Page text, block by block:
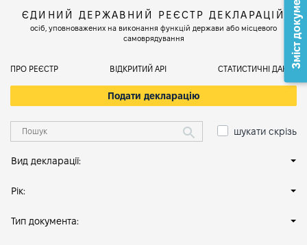
ЄДИНИЙ ДЕРЖАВНИЙ РЕЄСТР ДЕКЛАРАЦІЙ
осіб, уповноважених на виконання функцій держави або місцевого
самоврядування
ПРО РЕЄСТР ВІДКРИТИЙ АРІ СТАТИСТИЧНІ ДАНІ
Подати декларацію
шукати скрізь
Вид декларації:
Рік:
Тип документа:
Зміст документа